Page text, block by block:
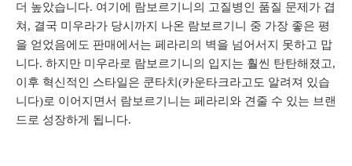
더 높았습니다. 여기에 람보르기니의 고질병인 품질 문제가 겹
쳐, 결국 미우라가 당시까지 나온 람보르기니 중 가장 좋은 평
을 얻었음에도 판매에서는 페라리의 벽을 넘어서지 못하고 맙
니다. 하지만 미우라로 람보르기니의 입지는 훨씬 탄탄해졌고,
이후 혁신적인 스타일은 쿤타치(카운타크라고도 알려져 있습
니다)로 이어지면서 람보르기니는 페라리와 견줄 수 있는 브랜
드로 성장하게 됩니다.